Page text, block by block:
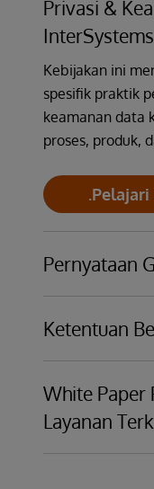
Privasi &
InterSystems
Kebijakan ini
spesifik praktik
keamanan data
proses, produk,
Pernyataan
Pernyataan
adendum pada
perjanjian
kepatuhan
(UE) General
(GDPR) 2016/679.
Ketentuan
Keamanan dan
hal yang paling
ketika
atau pihak lain.
Informasi
White Paper
Layanan
White Paper ini